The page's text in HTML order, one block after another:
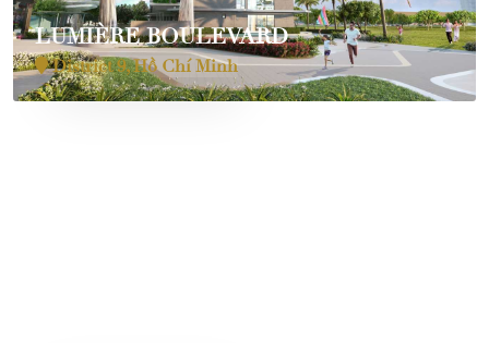
LUMIÈRE BOULEVARD
District 9, Hồ Chí Minh